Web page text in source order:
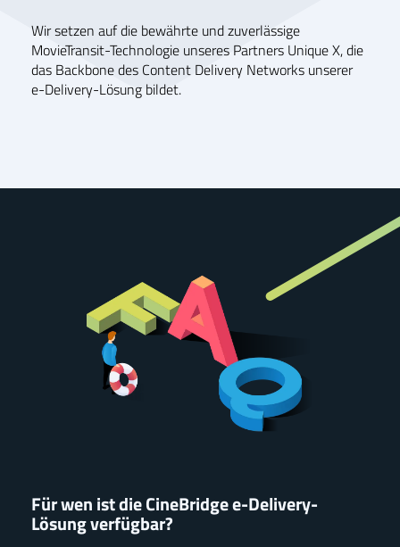
Wir setzen auf die bewährte und zuverlässige
MovieTransit-Technologie unseres Partners Unique X, die
das Backbone des Content Delivery Networks unserer
e-Delivery-Lösung bildet.
Für wen ist die CineBridge e-Delivery-
Lösung verfügbar?